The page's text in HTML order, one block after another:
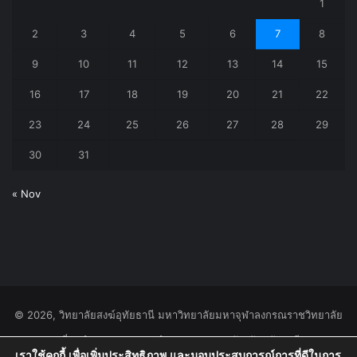
1
2 3 4 5 6 7 8
9 10 11 12 13 14 15
16 17 18 19 20 21 22
23 24 25 26 27 28 29
30 31
« Nov
© 2026, วิทยาลัยสงฆ์อุทัยธานี มหาวิทยาลัยมหาจุฬาลงกรณราชวิทยาลัย
๑๑๔ หมู่ที่ ๑ ตำบลหนองสรวง อำเภอหนองฉาง จังหวัดอุทัยธานี ๖๑๑๑๐